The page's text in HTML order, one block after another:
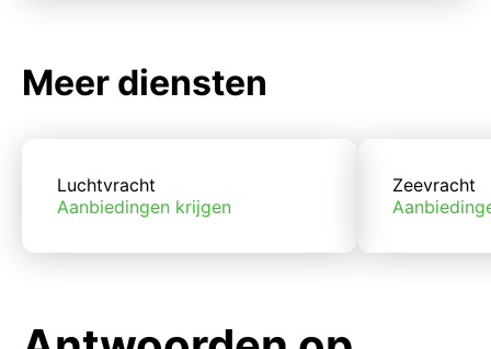
Meer diensten
Luchtvracht
Aanbiedingen krijgen
Zeevracht